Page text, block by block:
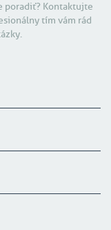
poradiť? Kontaktujte
tím vám rád